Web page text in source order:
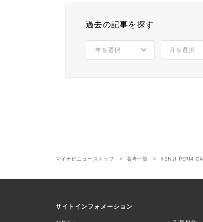
過去の記事を探す
マイナビニューストップ 著者一覧 KENJI PERM
サイトインフォメーション